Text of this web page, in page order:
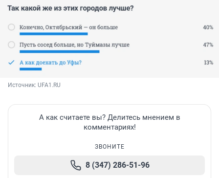
Источник: UFA1.RU
А как считаете вы? Делитесь мнением в
комментариях!
ЗВОНИТЕ
8 (347) 286-51-96